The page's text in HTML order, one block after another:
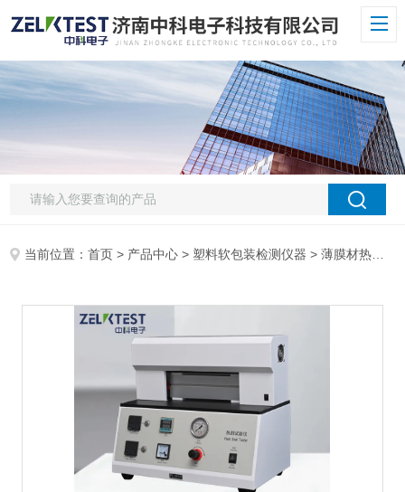
当前位置：首页 > 产品中心 > 塑料软包装检测仪器 >薄膜材热封试验仪